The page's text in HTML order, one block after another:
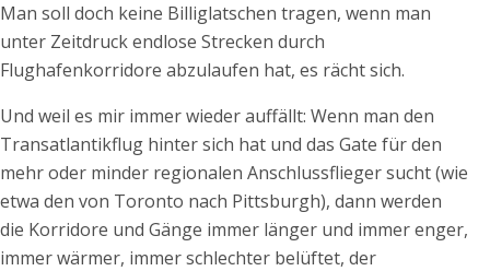
Man soll doch keine Billiglatschen tragen, wenn man
unter Zeitdruck endlose Strecken durch
Flughafenkorridore abzulaufen hat, es rächt sich.
Und weil es mir immer wieder auffällt: Wenn man den
Transatlantikflug hinter sich hat und das Gate für den
mehr oder minder regionalen Anschlussflieger sucht (wie
etwa den von Toronto nach Pittsburgh), dann werden
die Korridore und Gänge immer länger und immer enger,
immer wärmer, immer schlechter belüftet, der